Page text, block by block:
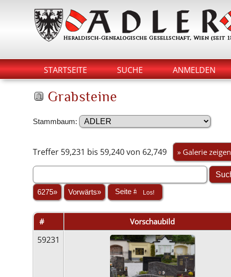
STARTSEITE SUCHE ANMELDEN
Grabsteine
Stammbaum:
Treffer 59,231 bis 59,240 von 62,749 » Galerie zeigen
6275» Vorwärts»
# Vorschaubild
59231